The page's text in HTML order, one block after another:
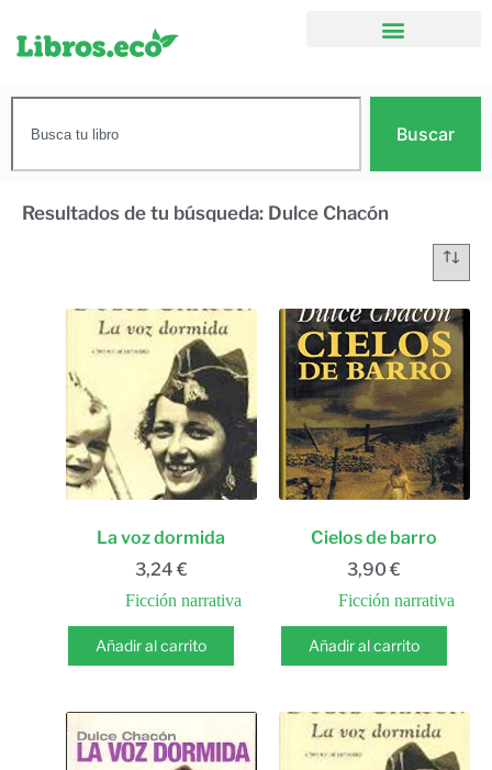
Buscar
Resultados de tu búsqueda: Dulce Chacón
La voz dormida
3,24 €
Ficción narrativa
Añadir al carrito
Cielos de barro
3,90€
Ficción narrativa
Añadir al carrito